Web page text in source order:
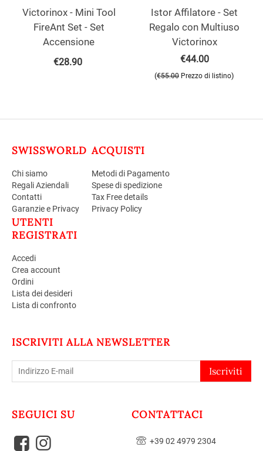
Victorinox - Mini Tool
FireAnt Set - Set
Accensione
€28.90
Istor Affilatore - Set
Regalo con Multiuso
Victorinox
€44.00
(€55.00 Prezzo di listino)
SWISSWORLD
Chi siamo
Regali Aziendali
Contatti
Garanzie e Privacy
ACQUISTI
Metodi di Pagamento
Spese di spedizione
Tax Free details
Privacy Policy
UTENTI
REGISTRATI
Accedi
Crea account
Ordini
Lista dei desideri
Lista di confronto
ISCRIVITI ALLA NEWSLETTER
Iscriviti
SEGUICI SU CONTATTACI
+39 02 4979 2304